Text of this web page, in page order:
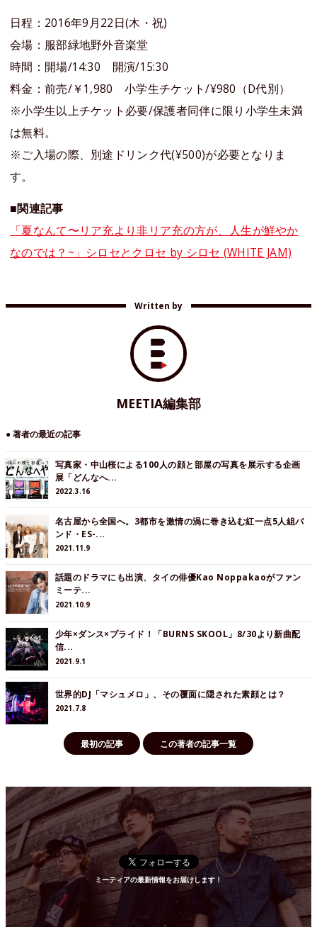
日程：2016年9月22日(木・祝)
会場：服部緑地野外音楽堂
時間：開場/14:30 開演/15:30
料金：前売/￥1,980 小学生チケット/¥980（D代別）
※小学生以上チケット必要/保護者同伴に限り小学生未満
は無料。
※ご入場の際、別途ドリンク代(¥500)が必要となりま
す。
■関連記事
「夏なんて〜リア充より非リア充の方が、人生が鮮やか
なのでは？~」シロセとクロセ by シロセ (WHITE JAM)
Written by
MEETIA編集部
● 著者の最近の記事
写真家・中山桜による100人の顔と部屋の写真を展示する企画
展「どんなへ...
2022.3.16
名古屋から全国へ。3都市を激情の渦に巻き込む紅一点5人組バ
ンド・ES-...
2021.11.9
話題のドラマにも出演、タイの俳優Kao Noppakaoがファン
ミーテ...
2021.10.9
少年×ダンス×プライド！「BURNS SKOOL」8/30より新曲配
信...
2021.9.1
世界的DJ「マシュメロ」、その覆面に隠された素顔とは？
2021.7.8
最初の記事 この著者の記事一覧
ミーティアの最新情報をお届けします！